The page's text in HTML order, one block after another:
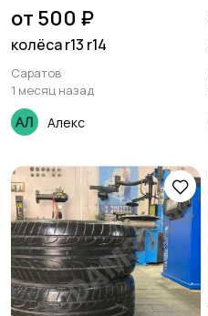
от 500 ₽
колёса r13 r14
Саратов
1 месяц назад
Алекс